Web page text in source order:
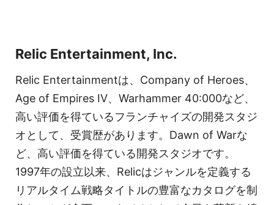
Relic Entertainment, Inc.
Relic Entertainmentは、Company of Heroes、
Age of Empires IV、Warhammer 40:000など、
高い評価を得ているフランチャイズの開発スタジ
オとして、受賞歴があります。Dawn of Warな
ど、高い評価を得ている開発スタジオです。
1997年の設立以来、Relicはジャンルを定義する
リアルタイム戦略タイトルの豊富なカタログを制